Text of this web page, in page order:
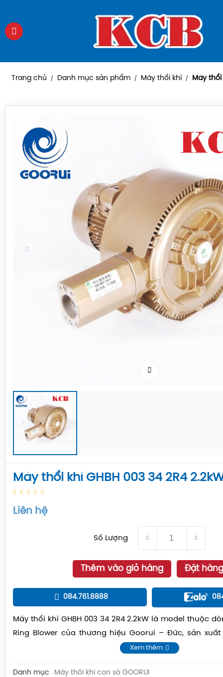
Trang chủ / Danh mục sản phẩm / Máy thổi khí / Máy thổi
Máy thổi khí GHBH 003 34 2R4
Liên hệ
Số Lượng
Thêm vào giỏ hàng Đặt hàng
084.761.8888
Máy thổi khí GHBH 003 34 2R4 2.2kW là model thuộc
Ring Blower của thương hiệu Goorui – Đức, sản
châu Âu tại nhà máy Goorui Trung Quốc.
Xem thêm
Danh mục
Máy thổi khí con sò GOORUI